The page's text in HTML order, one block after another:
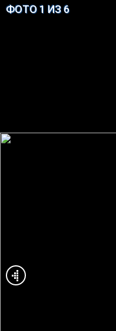
ФОТО 1 ИЗ 6